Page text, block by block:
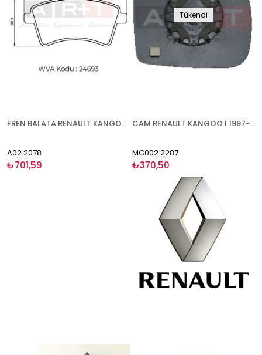
FREN BALATA RENAULT KANGOO (08-) MERCEDES CİTAN (12-) - ÖN
A02.2078
₺701,59
Tükendi
CAM RENAULT KANGOO I 1997-2003 KONVEKS SAĞ
MG002.2287
₺370,50